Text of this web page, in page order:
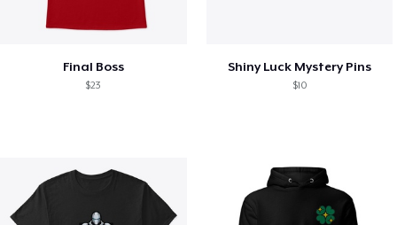
Final Boss
$23
Shiny Luck Mystery Pins
$10